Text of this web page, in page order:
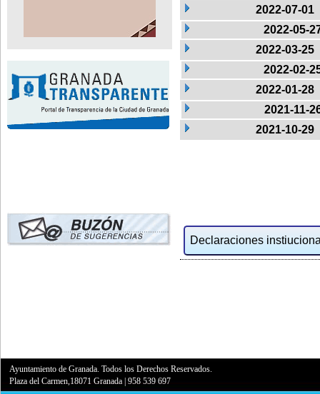
2022-07-01
2022-05-
2022-03-25
2022-02-
2022-01-28
2021-11-
2021-10-29
Declaraciones
Ayuntamiento de Granada. Todos los Derechos Reservados.
Plaza del Carmen,18071 Granada |958 539 697